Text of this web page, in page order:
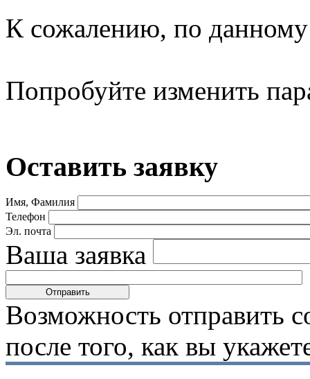
К сожалению, по данному
Попробуйте изменить
Оставить заявку
Имя, Фамилия
Телефон
Эл. почта
Ваша заявка
Возможность отправить
после того, как вы